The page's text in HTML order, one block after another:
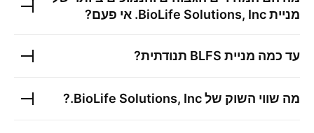
מנייתBioLife Solutions, Inc. אי פעם?
עד כמה מניית BLFS תנודתית?
מה שווי השוק שלBioLife Solutions, Inc.
?